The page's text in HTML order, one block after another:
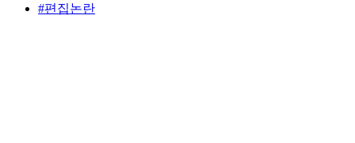
#편집논란